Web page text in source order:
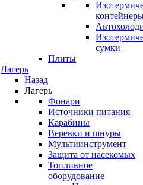
сумки
Плиты
Лагерь
Назад
Лагерь
Фонари
Источники питания
Карабины
Веревки и шнуры
Мультиинструмент
Защита от насекомых
Топливное
оборудование